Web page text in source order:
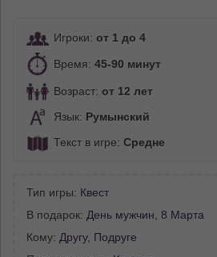
Игроки: от 1 до 4
Время: 45-90 минут
Возраст: от 12 лет
Язык: Румынский
Текст в игре: Средне
Тип игры: Квест
В подарок: День мужчин 8 Марта
Кому: Другу, Подруге